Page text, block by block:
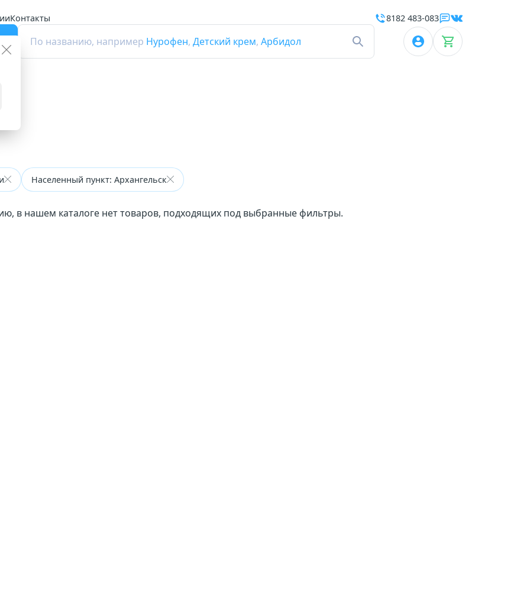
Контакты
По названию, например Нурофен, Детский крем, Арбидол
8182 483-083
Населенный пункт: Архангельск
в нашем каталоге нет товаров, подходящих под выбранные фильтры.